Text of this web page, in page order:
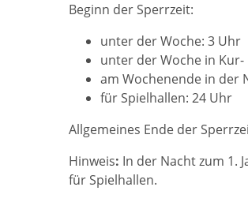
Beginn der Sperrzeit:
unter der Woche: 3 Uhr
unter der Woche in
am Wochenende in der
für Spielhallen: 24 Uhr
Allgemeines Ende der
Hinweis: In der Nacht zum 1.
für Spielhallen.